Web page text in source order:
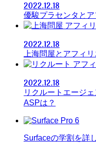
2022.12.18
優駿プラセンタと
アフィ
2022.12.18
上海問屋とアフィ
アフ
2022.12.18
リクルートエージ
ASPは？
Surfaceの学割を詳